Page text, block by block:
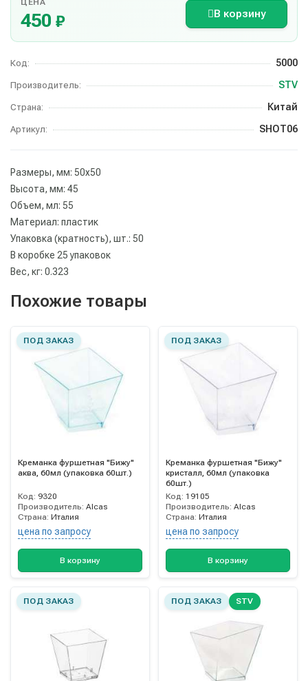
ЦЕНА
450 ₽ В корзину
Код: 5000
Производитель: STV
Страна: Китай
Артикул: SHOT06
Размеры, мм: 50х50
Высота, мм: 45
Объем, мл: 55
Материал: пластик
Упаковка (кратность), шт.: 50
В коробке 25 упаковок
Вес, кг: 0.323
Похожие товары
ПОД ЗАКАЗ
Креманка фуршетная "Бижу"
аква, 60мл (упаковка 60шт.)
Код: 9320
Производитель: Alcas
Страна: Италия
цена по запросу
В корзину
ПОД ЗАКАЗ
Креманка фуршетная "Бижу"
кристалл, 60мл (упаковка
60шт.)
Код: 19105
Производитель: Alcas
Страна: Италия
цена по запросу
В корзину
ПОД ЗАКАЗ ПОД ЗАКАЗ STV